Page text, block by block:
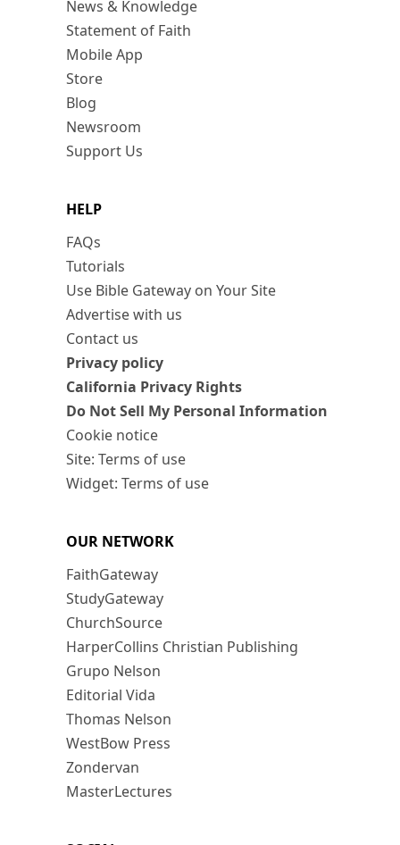
News & Knowledge
Statement of Faith
Mobile App
Store
Blog
Newsroom
Support Us
HELP
FAQs
Tutorials
Use Bible Gateway on Your Site
Advertise with us
Contact us
Privacy policy
California Privacy Rights
Do Not Sell My Personal Information
Cookie notice
Site: Terms of use
Widget: Terms of use
OUR NETWORK
FaithGateway
StudyGateway
ChurchSource
HarperCollins Christian Publishing
Grupo Nelson
Editorial Vida
Thomas Nelson
WestBow Press
Zondervan
MasterLectures